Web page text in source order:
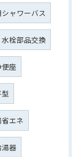
ャワーバス
水栓部品交換
座
エネ
器